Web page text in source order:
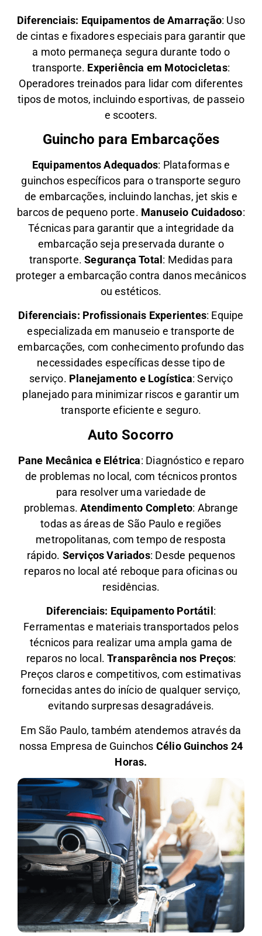
Diferenciais: Equipamentos de Amarração: Uso
de cintas e fixadores especiais para garantir que
a moto permaneça segura durante todo o
transporte. Experiência em Motocicletas:
Operadores treinados para lidar com diferentes
tipos de motos, incluindo esportivas, de passeio
e scooters.
Guincho para Embarcações
Equipamentos Adequados: Plataformas e
guinchos específicos para o transporte seguro
de embarcações, incluindo lanchas, jet skis e
barcos de pequeno porte. Manuseio Cuidadoso:
Técnicas para garantir que a integridade da
embarcação seja preservada durante o
transporte.Segurança Total : Medidas para
proteger a embarcação contra danos mecânicos
ou estéticos.
Diferenciais: Profissionais Experientes: Equipe
especializada em manuseio e transporte de
embarcações, com conhecimento profundo das
necessidades específicas desse tipo de
serviço. Planejamento e Logística: Serviço
planejado para minimizar riscos e garantir um
transporte eficiente e seguro.
Auto Socorro
Pane Mecânica e Elétrica: Diagnóstico e reparo
de problemas no local, com técnicos prontos
para resolver uma variedade de
problemas.Atendimento Completo: Abrange
todas as áreas de São Paulo e regiões
metropolitanas, com tempo de resposta
rápido. Serviços Variados: Desde pequenos
reparos no local até reboque para oficinas ou
residências.
Diferenciais: Equipamento Portátil :
Ferramentas e materiais transportados pelos
técnicos para realizar uma ampla gama de
reparos no local.Transparência nos Preços:
Preços claros e competitivos, com estimativas
fornecidas antes do início de qualquer serviço,
evitando surpresas desagradáveis.
Em São Paulo, também atendemos através da
nossa Empresa de Guinchos Célio Guinchos 24
Horas.